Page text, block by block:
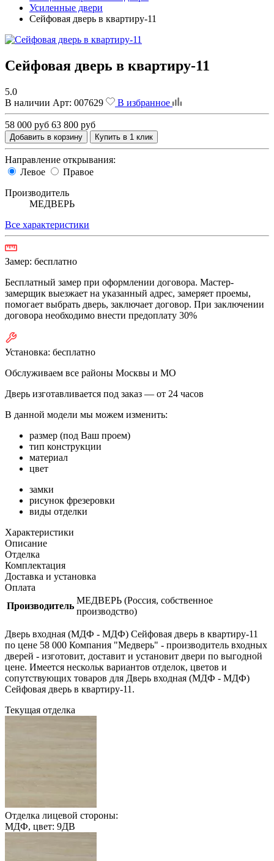
Усиленные двери
Сейфовая дверь в квартиру-11
Сейфовая дверь в квартиру-11
5.0
В наличии Арт: 007629 В избранное
58 000 руб 63 800 руб
Добавить в корзину Купить в 1 клик
Направление открывания:
Левое
Правое
Производитель
МЕДВЕРЬ
Все характеристики
Замер: бесплатно
Бесплатный замер при оформлении договора. Мастер-
замерщик выезжает на указанный адрес, замеряет проемы,
помогает выбрать дверь, заключает договор. При заключении
договора необходимо внести предоплату 30%
Установка: бесплатно
Обслуживаем все районы Москвы и МО
Дверь изготавливается под заказ — от 24 часов
В данной модели мы можем изменить:
размер (под Ваш проем)
тип конструкции
материал
цвет
замки
рисунок фрезеровки
виды отделки
Характеристики
Описание
Отделка
Комплектация
Доставка и установка
Оплата
Производитель
МЕДВЕРЬ (Россия, собственное
производство)
Дверь входная (МДФ - МДФ) Сейфовая дверь в квартиру-11
по цене 58 000 Компания "Медверь" - производитель входных
дверей - изготовит, доставит и установит двери по выгодной
цене. Имеется нескольк вариантов отделок, цветов и
сопутствующих товаров для Дверь входная (МДФ - МДФ)
Сейфовая дверь в квартиру-11.
Текущая отделка
Отделка лицевой стороны:
МДФ, цвет: 9ДВ